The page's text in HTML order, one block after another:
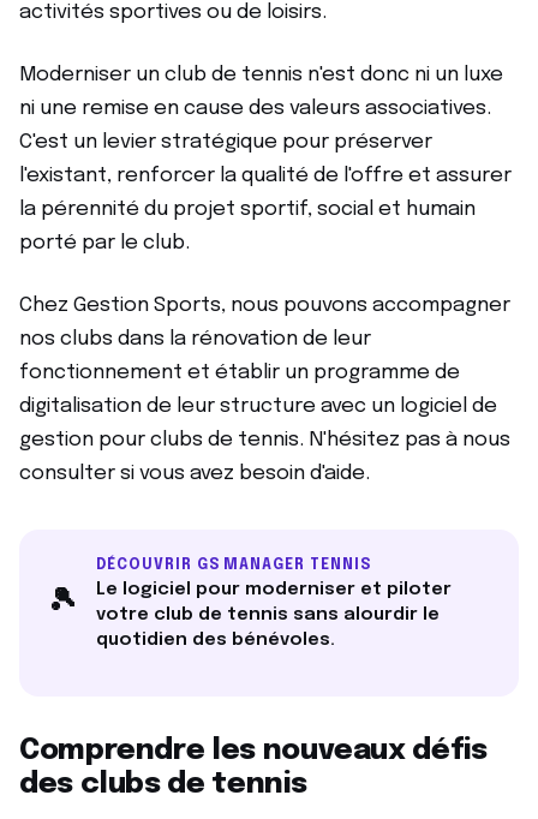
activités sportives ou de loisirs.
Moderniser un club de tennis n'est donc ni un luxe
ni une remise en cause des valeurs associatives.
C'est un levier stratégique pour préserver
l'existant, renforcer la qualité de l'offre et assurer
la pérennité du projet sportif, social et humain
porté par le club.
Chez Gestion Sports, nous pouvons accompagner
nos clubs dans la rénovation de leur
fonctionnement et établir un programme de
digitalisation de leur structure avec un logiciel de
gestion pour clubs de tennis. N'hésitez pas à nous
consulter si vous avez besoin d'aide.
🎾
DÉCOUVRIR GS MANAGER TENNIS
Le logiciel pour moderniser et piloter
votre club de tennis sans alourdir le
quotidien des bénévoles.
Comprendre les nouveaux défis
des clubs de tennis